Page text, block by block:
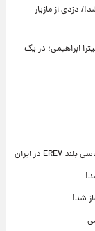
دزدی از مازیار
ابراهیمی؛ در یک
شد!